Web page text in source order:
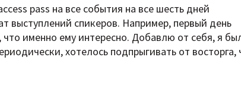
pass на все события на все шесть дней
выступлений спикеров. Например, первый день
именно ему интересно. Добавлю от себя, я
хотелось подпрыгивать от восторга,